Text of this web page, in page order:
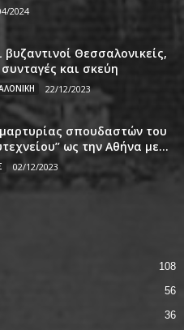
2024
βυζαντινοί Θεσσαλονικείς,
συνταγές και σκεύη
22/12/2023
σπουδαστών του
ως την Αθήνα με...
02/12/2023
108
56
36